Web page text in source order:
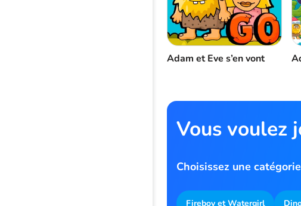
Adam et Eve s’en vont
Vous voulez
Choisissez une
Fireboy et Watergirl